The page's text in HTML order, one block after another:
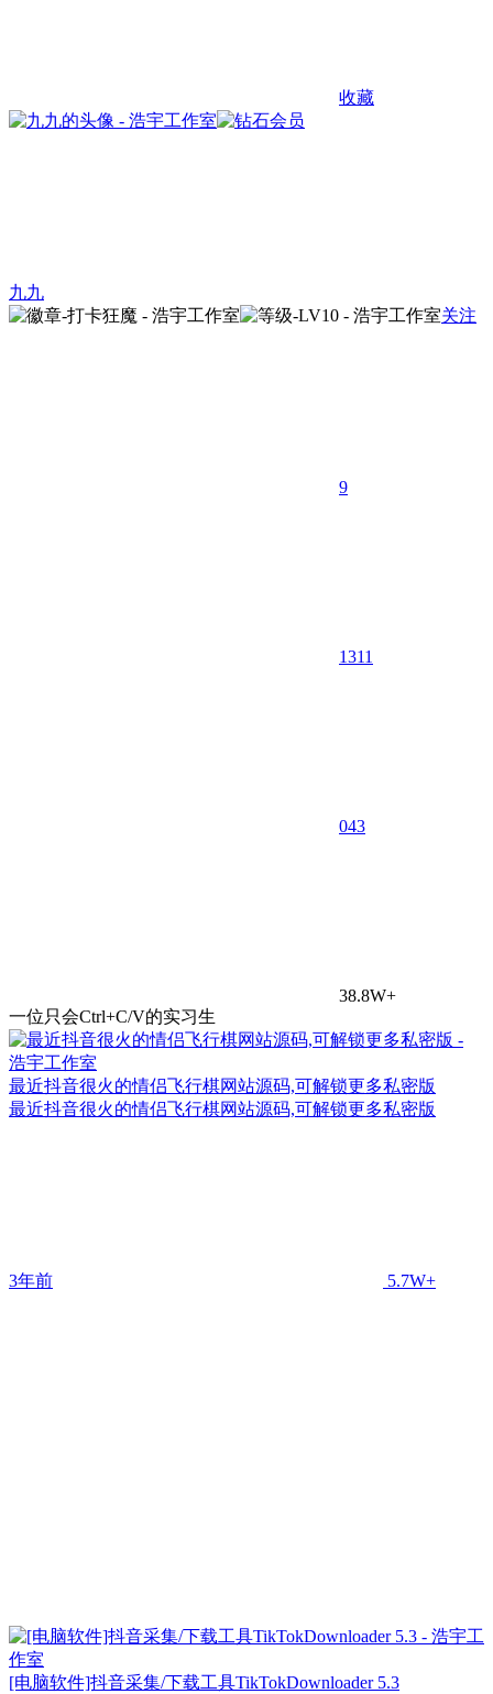
收藏
九九
关注
9
1311
043
38.8W+
一位只会Ctrl+C/V的实习生
最近抖音很火的情侣飞行棋网站源码,可解锁更多私密版
最近抖音很火的情侣飞行棋网站源码,可解锁更多私密版
3年前 5.7W+
[电脑软件]抖音采集/下载工具TikTokDownloader 5.3